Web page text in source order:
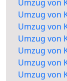
Umzug von
Umzug von
Umzug von
Umzug von
Umzug von
Umzug von
Umzug von